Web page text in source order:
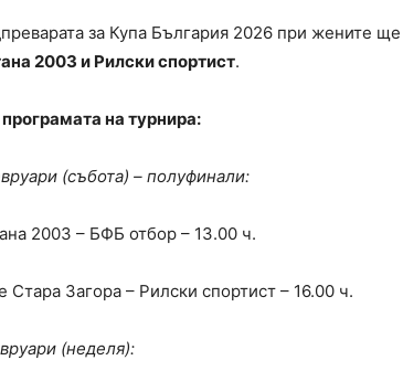
за Купа България 2026 при жените
2003 и Рилски спортист.
програмата на турнира:
(събота) – полуфинали:
2003 – БФБ отбор – 13.00 ч.
Стара Загора – Рилски спортист – 16.00 ч.
(неделя):